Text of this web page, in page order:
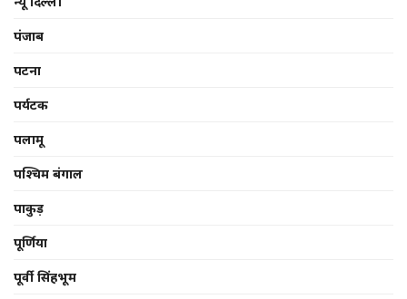
पंजाब
पटना
पर्यटक
पलामू
पश्चिम बंगाल
पाकुड़
पूर्णिया
पूर्वी सिंहभूम